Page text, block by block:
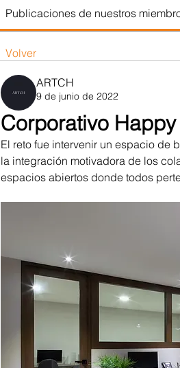
Publicaciones de nuestros
Volver
ARTCH
9 de junio de 2022
Corporativo
El reto fue intervenir un espacio de
la integración motivadora de los
espacios abiertos donde todos